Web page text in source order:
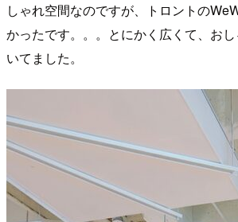
しゃれ空間なのですが、トロントの
かったです。。。とにかく広くて、お
いてました。